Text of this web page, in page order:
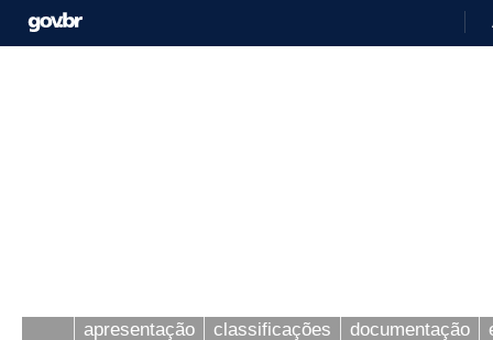
apresentação classificações documentação